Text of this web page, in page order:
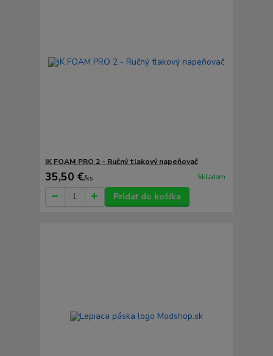
iK FOAM PRO 2 - Ručný tlakový napeňovač
35,50 €/ks Skladom
Pridať do košíka